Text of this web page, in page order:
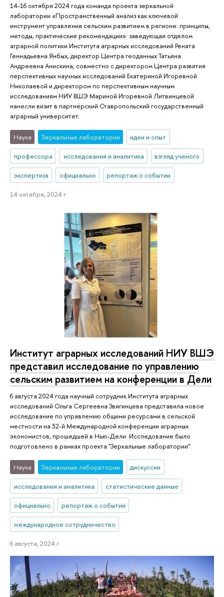
14-16 октября 2024 года команда проекта зеркальной
лаборатории «Пространственный анализ как ключевой
инструмент управления сельским развитием в регионе: принципы,
методы, практические рекомендации»: заведующая отделом
аграрной политики Института аграрных исследований Рената
Геннадьевна Янбых, директор Центра геоданных Татьяна
Андреевна Анискина, совместно с директором Центра развития
перспективных научных исследований Екатериной Игоревной
Николаевой и директором по перспективным научным
исследованиям НИУ ВШЭ Мариной Игоревной Литвинцевой
нанесли визит в партнёрский Ставропольский государственный
аграрный университет.
Наука Зеркальные лаборатории идеи и опыт
профессора исследования и аналитика взгляд ученого
экспертиза официально репортаж о событии
14 октября, 2024 г.
Институт аграрных исследований НИУ ВШЭ
представил исследование по управлению
сельским развитием на конференции в Дели
6 августа 2024 года научный сотрудник Института аграрных
исследований Ольга Сергеевна Звягинцева представила новое
исследование по управлению общими ресурсами в сельской
местности на 32-й Международной конференции аграрных
экономистов, прошедшей в Нью-Дели. Исследование было
подготовлено в рамках проекта "Зеркальные лаборатории”.
Наука Зеркальные лаборатории дискуссии
исследования и аналитика статистические данные
официально репортаж о событии
международное сотрудничество
6 августа, 2024 г.